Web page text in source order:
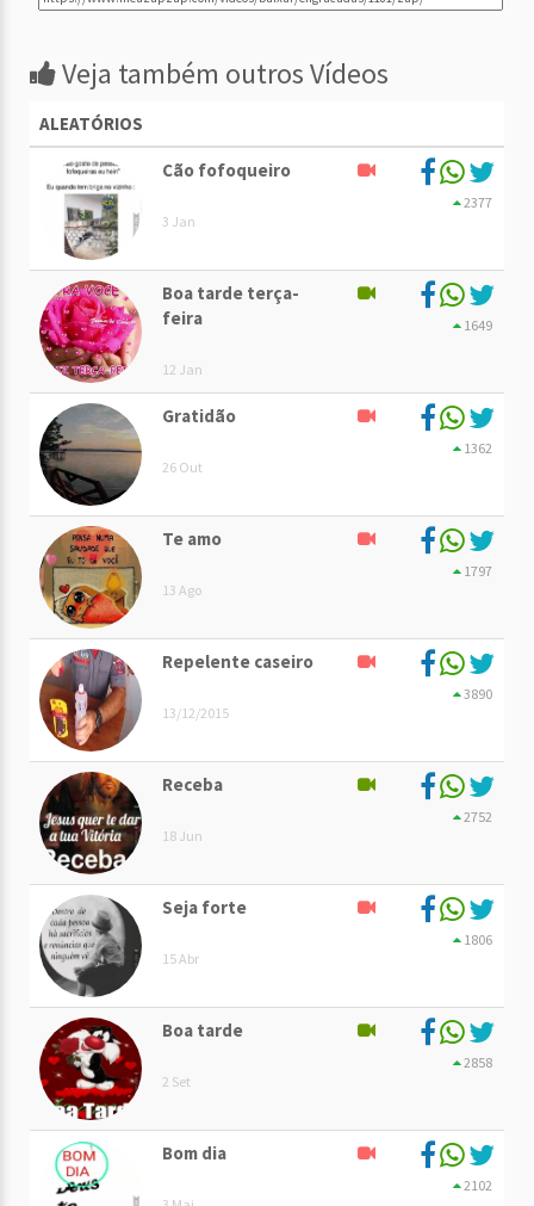
Veja também outros Vídeos
ALEATÓRIOS
Cão fofoqueiro
3 Jan
2377
Boa tarde terça-
feira
12 Jan
1649
Gratidão
26 Out
1362
Te amo
13 Ago
1797
Repelente caseiro
13/12/2015
3890
Receba
18 Jun
2752
Seja forte
15 Abr
1806
Boa tarde
2 Set
2858
Bom dia
2102